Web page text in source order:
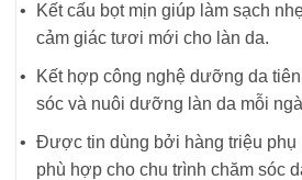
Kết cấu bọt mịn giúp làm sạch
cảm giác tươi mới cho làn da.
Kết hợp công nghệ dưỡng da
sóc và nuôi dưỡng làn da mỗi
Được tin dùng bởi hàng triệu phụ
phù hợp cho chu trình chăm sóc